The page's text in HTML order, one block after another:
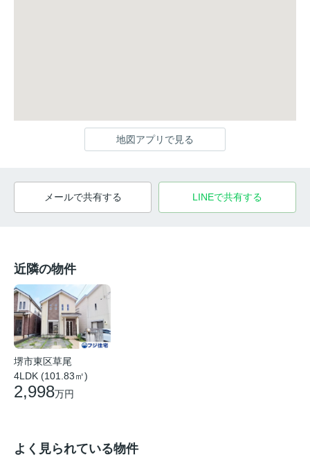
地図アプリで見る
メールで共有する LINEで共有する
近隣の物件
堺市東区草尾
4LDK (101.83㎡)
2,998万円
よく見られている物件